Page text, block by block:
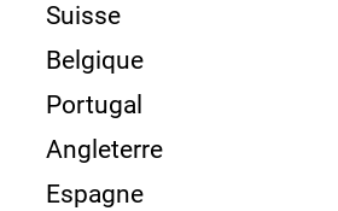
Suisse
Belgique
Portugal
Angleterre
Espagne